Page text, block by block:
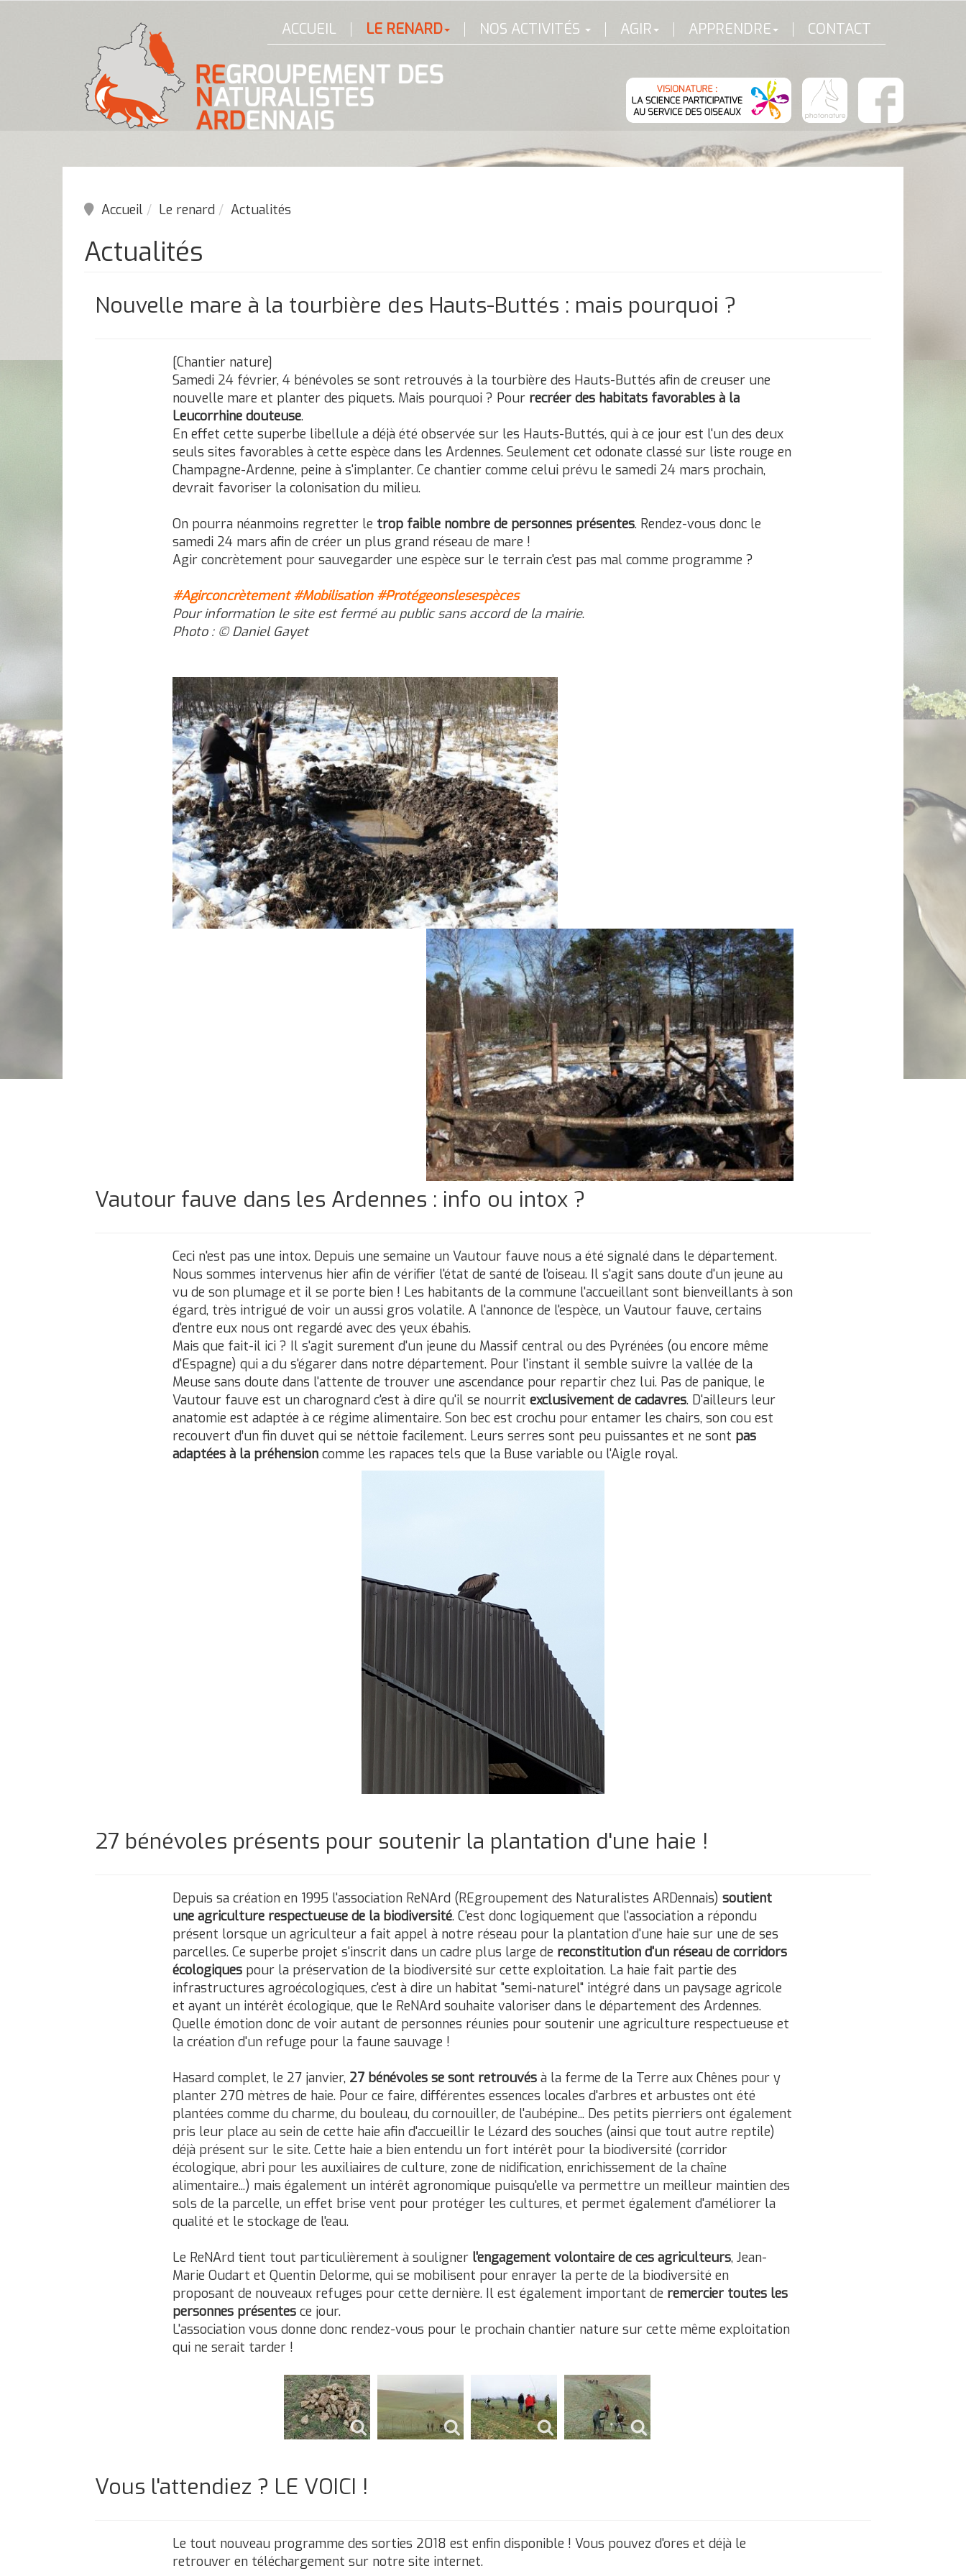
ACCUEIL LE RENARD NOS ACTIVITÉS AGIR APPRENDRE CONTACT
Accueil Le renard Actualités
Actualités
Nouvelle mare à la tourbière des Hauts-Buttés : mais pourquoi ?
[Chantier nature]
Samedi 24 février, 4 bénévoles se sont retrouvés à la tourbière des Hauts-Buttés afin de creuser une
nouvelle mare et planter des piquets. Mais pourquoi ? Pour recréer des habitats favorables à la
Leucorrhine douteuse.
En effet cette superbe libellule a déjà été observée sur les Hauts-Buttés, qui à ce jour est l'un des deux
seuls sites favorables à cette espèce dans les Ardennes. Seulement cet odonate classé sur liste rouge en
Champagne-Ardenne, peine à s'implanter. Ce chantier comme celui prévu le samedi 24 mars prochain,
devrait favoriser la colonisation du milieu.
On pourra néanmoins regretter le trop faible nombre de personnes présentes. Rendez-vous donc le
samedi 24 mars afin de créer un plus grand réseau de mare !
Agir concrètement pour sauvegarder une espèce sur le terrain c'est pas mal comme programme ?
#Agirconcrètement #Mobilisation #Protégeonslesespèces
Pour information le site est fermé au public sans accord de la mairie.
Photo : © Daniel Gayet
Vautour fauve dans les Ardennes : info ou intox ?
Ceci n'est pas une intox. Depuis une semaine un Vautour fauve nous a été signalé dans le département.
Nous sommes intervenus hier afin de vérifier l'état de santé de l'oiseau. Il s'agit sans doute d'un jeune au
vu de son plumage et il se porte bien ! Les habitants de la commune l'accueillant sont bienveillants à son
égard, très intrigué de voir un aussi gros volatile. A l'annonce de l'espèce, un Vautour fauve, certains
d'entre eux nous ont regardé avec des yeux ébahis.
Mais que fait-il ici ? Il s'agit surement d'un jeune du Massif central ou des Pyrénées (ou encore même
d'Espagne) qui a du s'égarer dans notre département. Pour l'instant il semble suivre la vallée de la
Meuse sans doute dans l'attente de trouver une ascendance pour repartir chez lui. Pas de panique, le
Vautour fauve est un charognard c'est à dire qu'il se nourrit exclusivement de cadavres. D'ailleurs leur
anatomie est adaptée à ce régime alimentaire. Son bec est crochu pour entamer les chairs, son cou est
recouvert d’un fin duvet qui se néttoie facilement. Leurs serres sont peu puissantes et ne sont pas
adaptées à la préhension comme les rapaces tels que la Buse variable ou l'Aigle royal.
27 bénévoles présents pour soutenir la plantation d'une haie !
Depuis sa création en 1995 l'association ReNArd (REgroupement des Naturalistes ARDennais) soutient
une agriculture respectueuse de la biodiversité. C'est donc logiquement que l'association a répondu
présent lorsque un agriculteur a fait appel à notre réseau pour la plantation d'une haie sur une de ses
parcelles. Ce superbe projet s'inscrit dans un cadre plus large de reconstitution d'un réseau de corridors
écologiques pour la préservation de la biodiversité sur cette exploitation. La haie fait partie des
infrastructures agroécologiques, c'est à dire un habitat "semi-naturel" intégré dans un paysage agricole
et ayant un intérêt écologique, que le ReNArd souhaite valoriser dans le département des Ardennes.
Quelle émotion donc de voir autant de personnes réunies pour soutenir une agriculture respectueuse et
la création d'un refuge pour la faune sauvage !
Hasard complet, le 27 janvier, 27 bénévoles se sont retrouvés à la ferme de la Terre aux Chênes pour y
planter 270 mètres de haie. Pour ce faire, différentes essences locales d'arbres et arbustes ont été
plantées comme du charme, du bouleau, du cornouiller, de l'aubépine... Des petits pierriers ont également
pris leur place au sein de cette haie afin d'accueillir le Lézard des souches (ainsi que tout autre reptile)
déjà présent sur le site. Cette haie a bien entendu un fort intérêt pour la biodiversité (corridor
écologique, abri pour les auxiliaires de culture, zone de nidification, enrichissement de la chaîne
alimentaire...) mais également un intérêt agronomique puisqu'elle va permettre un meilleur maintien des
sols de la parcelle, un effet brise vent pour protéger les cultures, et permet également d'améliorer la
qualité et le stockage de l'eau.
Le ReNArd tient tout particulièrement à souligner l'engagement volontaire de ces agriculteurs, Jean-
Marie Oudart et Quentin Delorme, qui se mobilisent pour enrayer la perte de la biodiversité en
proposant de nouveaux refuges pour cette dernière. Il est également important de remercier toutes les
personnes présentes ce jour.
L'association vous donne donc rendez-vous pour le prochain chantier nature sur cette même exploitation
qui ne serait tarder !
Vous l'attendiez ? LE VOICI !
Le tout nouveau programme des sorties 2018 est enfin disponible ! Vous pouvez d'ores et déjà le
retrouver en téléchargement sur notre site internet.